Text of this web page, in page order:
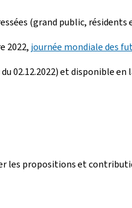
(grand public,
2022, journée mondiale des
02.12.2022) et disponible en
les propositions et